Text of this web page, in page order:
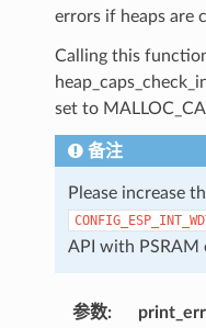
errors if heaps are
Calling this
set to
备注
Please increase
API with PSRAM
参数: